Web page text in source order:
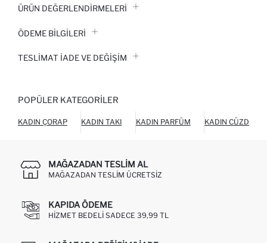
ÜRÜN DEĞERLENDİRMELERİ
ÖDEME BİLGİLERİ
TESLIMAT İADE VE DEĞIŞIM
POPÜLER KATEGORILER
KADIN ÇORAP KADIN TAKI KADIN PARFÜM KADIN CÜZDAN
MAĞAZADAN TESLIM AL
MAĞAZADAN TESLIM ÜCRETSIZ
KAPIDA ÖDEME
HIZMET BEDELI SADECE 39,99 TL